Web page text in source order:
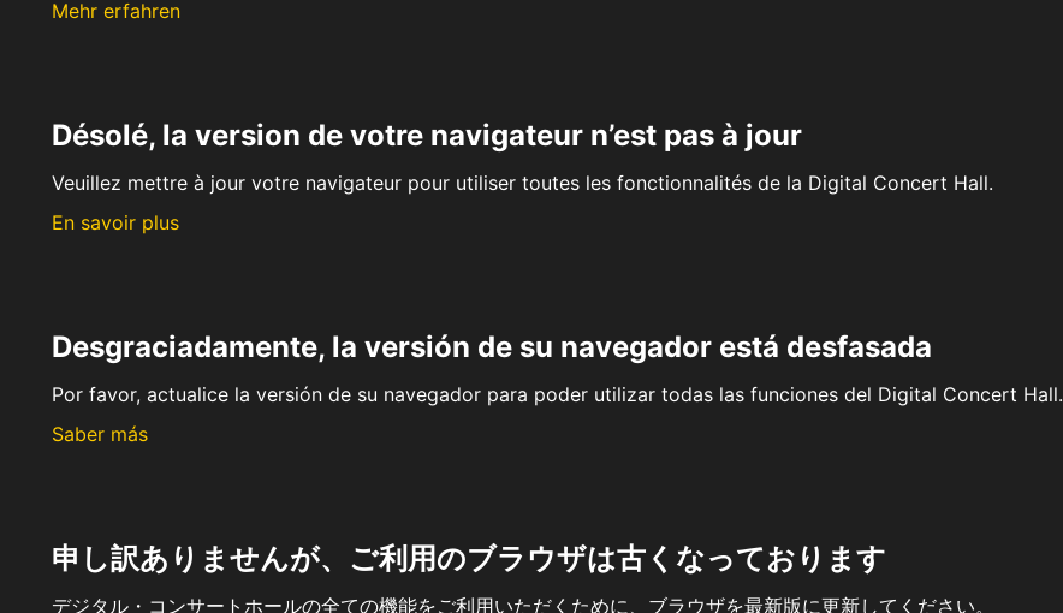
Mehr erfahren
Désolé, la version de votre navigateur n’est pas à jour
Veuillez mettre à jour votre navigateur pour utiliser toutes les fonctionnalités de la Digital Concert Hall.
En savoir plus
Desgraciadamente, la versión de su navegador está desfasada
Por favor, actualice la versión de su navegador para poder utilizar todas las funciones del Digital Concert Hall.
Saber más
申し訳ありませんが、ご利用のブラウザは古くなっております
デジタル・コンサートホールの全ての機能をご利用いただくために、ブラウザを最新版に更新してください。